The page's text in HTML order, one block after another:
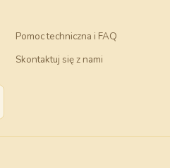
Pomoc techniczna i FAQ
Skontaktuj się z nami